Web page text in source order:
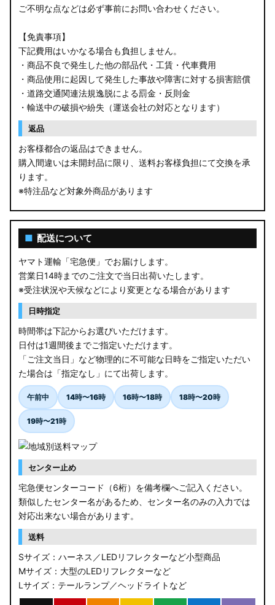
ご不明な点などは必ず事前にお問い合わせください。
【免責事項】
下記費用はいかなる場合も負担しません。
・商品不良で発生した他の部品代・工賃・代車費用
・商品使用に起因して発生した事故や障害に対する損害賠償
・道路交通関連法規逸脱による罰金・反則金
・輸送中の破損や紛失（運送会社の対応となります）
返品
お客様都合の返品はできません。
購入間違いは未開封品に限り、送料お客様負担にて交換を承
ります。
※特注品など対象外商品があります
■ 配送について
ヤマト運輸「宅急便」でお届けします。
営業日14時までのご注文で当日出荷いたします。
※受注状況や天候などにより変更となる場合があります
日時指定
時間帯は下記からお選びいただけます。
日付は1週間後までご指定いただけます。
「ご注文当日」など物理的に不可能な日時をご指定いただい
た場合は「指定なし」にて出荷します。
午前中 14時〜16時 16時〜18時 18時〜20時
19時〜21時
センター止め
宅急便センターコード（6桁）を備考欄へご記入ください。
類似したセンター名があるため、センター名のみの入力では
対応出来ない場合があります。
送料
Sサイズ：ハーネス／LEDリフレクターなど小型商品
Mサイズ：大型のLEDリフレクターなど
Lサイズ：テールランプ／ヘッドライトなど